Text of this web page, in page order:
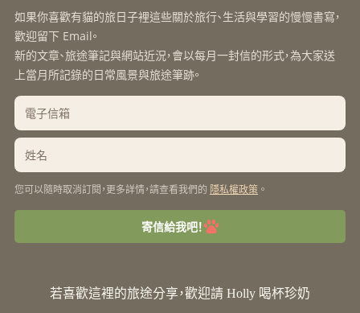
如果你喜歡有貓的旅日子裡這些關於旅行、生活與學習的慢慢書寫，
歡迎留下 Email。
新的文章、旅途筆記與網站近況，會以每月一封信的形式，為大家送
上當月所記錄的日常風景與旅途筆跡。
您可以隨時取消訂閱，更多詳情，請查看我們的 隱私權政策 。
寄信給我吧！
若喜歡這裡的旅途分享，歡迎請 Holly 喝杯珍奶